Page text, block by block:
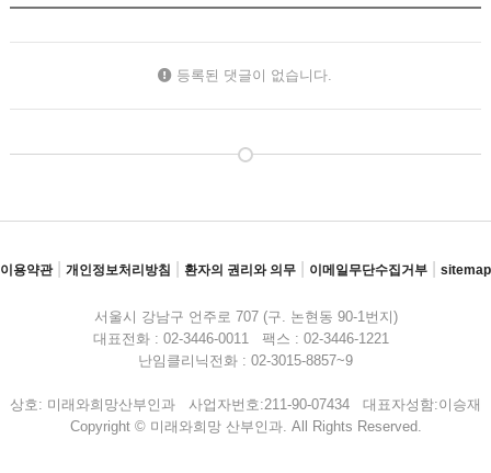
등록된 댓글이 없습니다.
이용약관 개인정보처리방침 환자의 권리와 의무 이메일무단수집거부 sitemap
서울시 강남구 언주로 707 (구. 논현동 90-1번지)
대표전화 : 02-3446-0011 팩스 : 02-3446-1221
난임클리닉전화 : 02-3015-8857~9
상호: 미래와희망산부인과 사업자번호:211-90-07434 대표자성함:이승재
Copyright © 미래와희망 산부인과. All Rights Reserved.